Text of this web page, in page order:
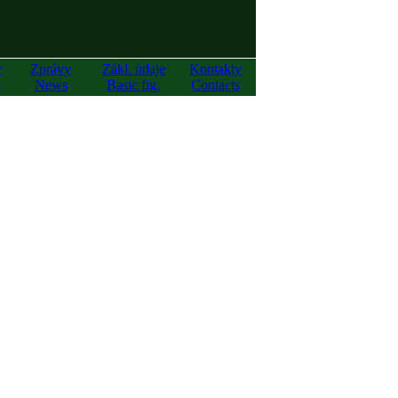
Zprávy
News
Zákl. údaje
Basic fig.
Kontakty
Contacts